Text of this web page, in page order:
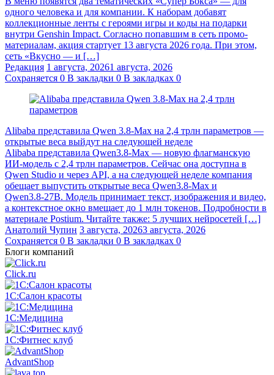
одного человека и для компании. К наборам добавят
коллекционные ленты с героями игры и коды на подарки
внутри Genshin Impact. Согласно попавшим в сеть промо-
материалам, акция стартует 13 августа 2026 года. При этом,
сеть «Вкусно — и […]
Редакция 1 августа, 20261 августа, 2026
Сохраняется 0 В закладки 0 В закладках 0
Alibaba представила Qwen 3.8‑Max на 2,4 трлн параметров —
открытые веса выйдут на следующей неделе
Alibaba представила Qwen3.8‑Max — новую флагманскую
ИИ-модель с 2,4 трлн параметров. Сейчас она доступна в
Qwen Studio и через API, а на следующей неделе компания
обещает выпустить открытые веса Qwen3.8‑Max и
Qwen3.8‑27B. Модель принимает текст, изображения и видео,
а контекстное окно вмещает до 1 млн токенов. Подробности в
материале Postium. Читайте также: 5 лучших нейросетей […]
Анатолий Чупин 3 августа, 20263 августа, 2026
Сохраняется 0 В закладки 0 В закладках 0
Блоги компаний
Click.ru
1С:Салон красоты
1С:Медицина
1С:Фитнес клуб
AdvantShop